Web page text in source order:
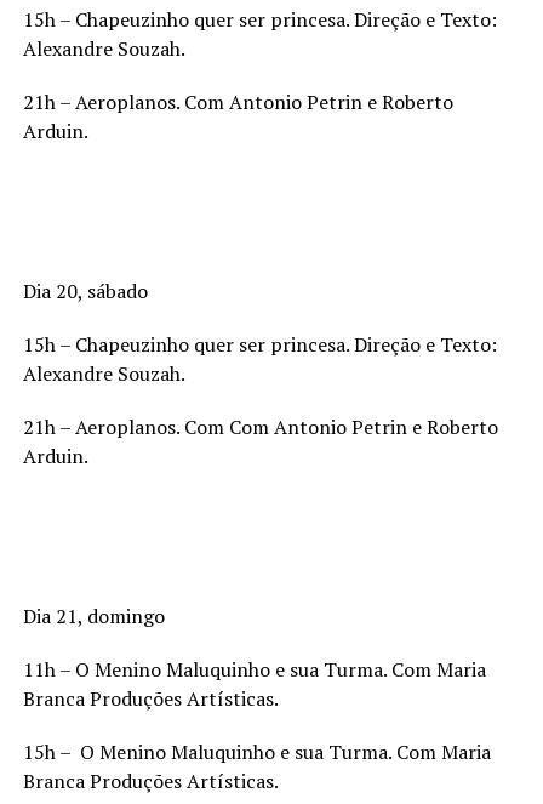
15h – Chapeuzinho quer ser princesa. Direção e Texto:
Alexandre Souzah.
21h – Aeroplanos. Com Antonio Petrin e Roberto
Arduin.
Dia 20, sábado
15h – Chapeuzinho quer ser princesa. Direção e Texto:
Alexandre Souzah.
21h – Aeroplanos. Com Com Antonio Petrin e Roberto
Arduin.
Dia 21, domingo
11h – O Menino Maluquinho e sua Turma. Com Maria
Branca Produções Artísticas.
15h – O Menino Maluquinho e sua Turma. Com Maria
Branca Produções Artísticas.